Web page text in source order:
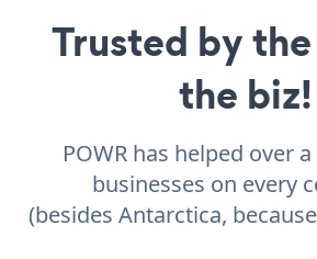
Trusted by
the biz!
POWR has helped over
businesses on every
(besides Antarctica,